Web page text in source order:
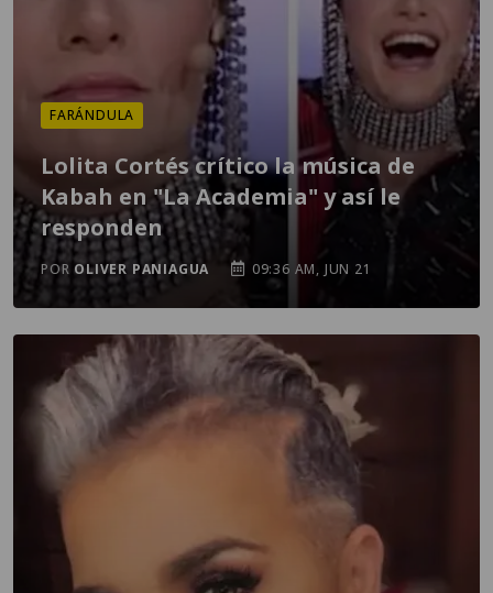
FARÁNDULA
Lolita Cortés crítico la música de
Kabah en "La Academia" y así le
responden
POR OLIVER PANIAGUA 09:36 AM, JUN 21